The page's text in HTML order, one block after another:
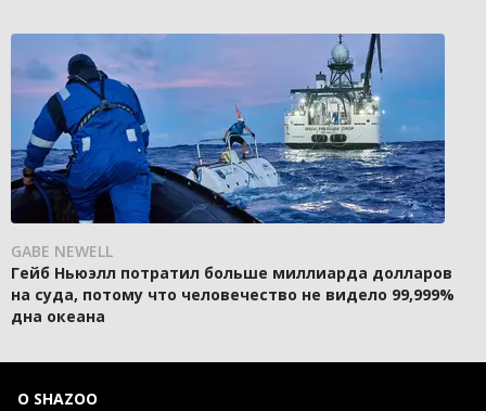
GABE NEWELL
Гейб Ньюэлл потратил больше миллиарда долларов
на суда, потому что человечество не видело 99,999%
дна океана
О SHAZOO